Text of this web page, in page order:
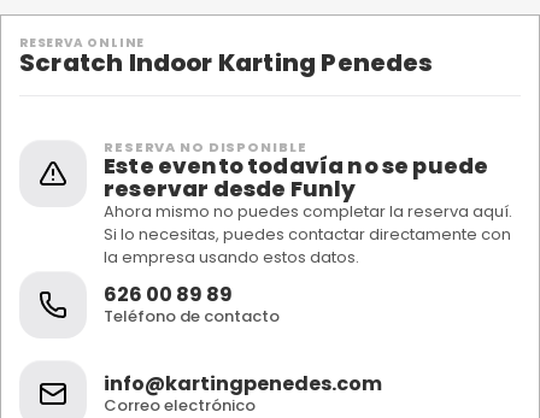
RESERVA ONLINE
Scratch Indoor Karting Penedes
RESERVA NO DISPONIBLE
Este evento todavía no se puede
reservar desde Funly
Ahora mismo no puedes completar la reserva aquí.
Si lo necesitas, puedes contactar directamente con
la empresa usando estos datos.
626 00 89 89
Teléfono de contacto
info@kartingpenedes.com
Correo electrónico